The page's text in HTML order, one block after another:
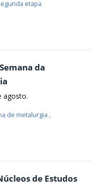
etapa
da
agosto.
de metalurgia ,
de Estudos